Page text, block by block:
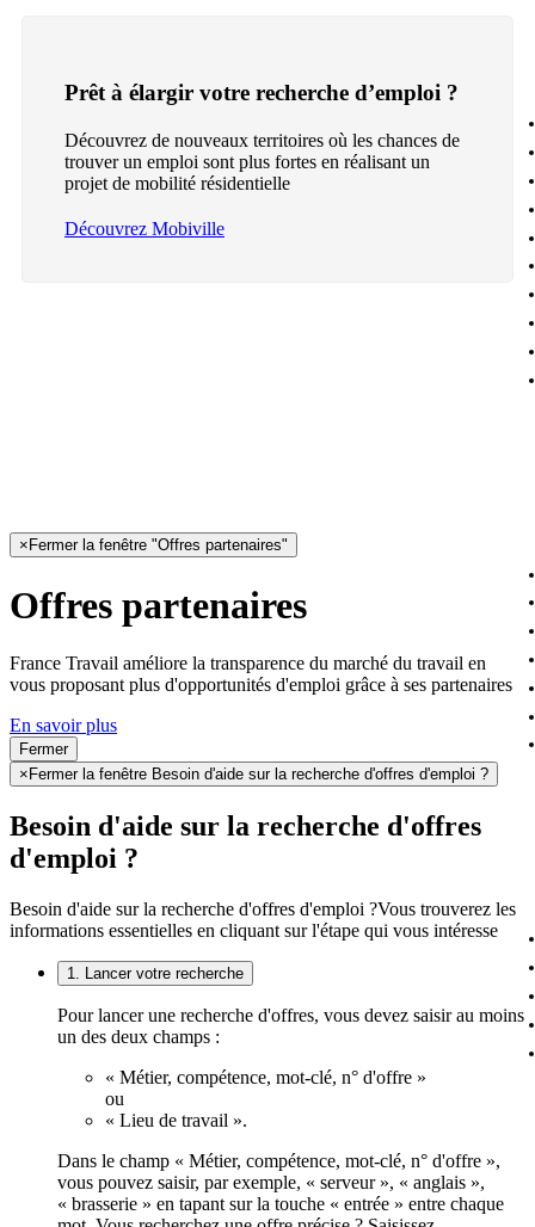
Prêt à élargir votre recherche d’emploi ?
Découvrez de nouveaux territoires où les chances de
trouver un emploi sont plus fortes en réalisant un
projet de mobilité résidentielle
Découvrez Mobiville
× Fermer la fenêtre "Offres partenaires"
Offres partenaires
France Travail améliore la transparence du marché du travail en
vous proposant plus d'opportunités d'emploi grâce à ses partenaires
En savoir plus
Fermer
× Fermer la fenêtre Besoin d'aide sur la recherche d'offres d'emploi ?
Besoin d'aide sur la recherche d'offres
d'emploi ?
Besoin d'aide sur la recherche d'offres d'emploi ?Vous trouverez les
informations essentielles en cliquant sur l'étape qui vous intéresse
1. Lancer votre recherche
Pour lancer une recherche d'offres, vous devez saisir au moins
un des deux champs :
« Métier, compétence, mot-clé, n° d'offre »
ou
« Lieu de travail ».
Dans le champ « Métier, compétence, mot-clé, n° d'offre »,
vous pouvez saisir, par exemple, « serveur », « anglais »,
« brasserie » en tapant sur la touche « entrée » entre chaque